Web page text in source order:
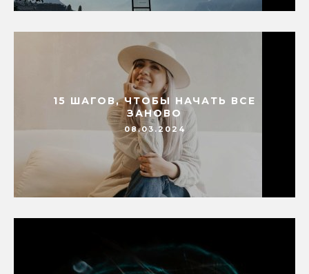
15 ШАГОВ, ЧТОБЫ НАЧАТЬ ВСЕ
ЗАНОВО
08.03.2024